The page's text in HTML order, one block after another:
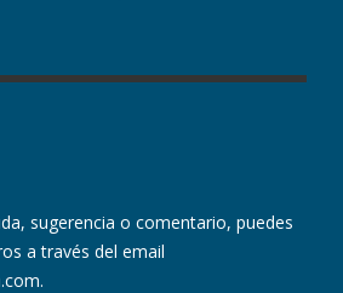
sugerencia o comentario, puedes
a través del email
.